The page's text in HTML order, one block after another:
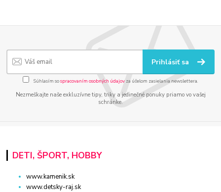
Prihlásiť sa
Súhlasím sospracovaním osobných údajov za účelom zasielania newslettera.
Nezmeškajte naše exkluzívne tipy, triky a jedinečné ponuky priamo vo vašej
schránke.
DETI, ŠPORT, HOBBY
www.kamenik.sk
www.detsky-raj.sk